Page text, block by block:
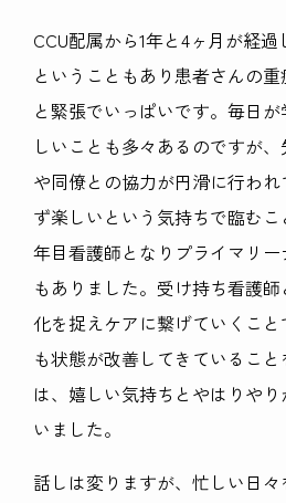
CCU配属から1年と4ヶ月が経過
ということもあり患者さんの
と緊張でいっぱいです。毎日
しいことも多々あるのですが
や同僚との協力が円滑に行わ
ず楽しいという気持ちで臨むこ
年目看護師となりプライマリ
もありました。受け持ち看護
化を捉えケアに繋げていくこ
も状態が改善してきているこ
は、嬉しい気持ちとやはりや
いました。
話しは変りますが、忙しい日